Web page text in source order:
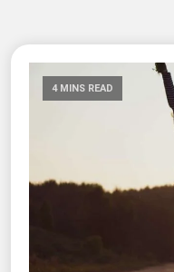
4 MINS READ